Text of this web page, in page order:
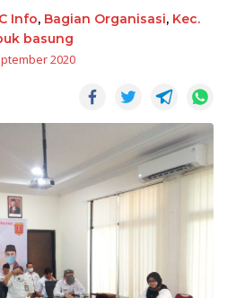
Info, Bagian Organisasi, Kec.
basung
2020